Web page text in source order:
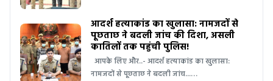
आदर्श हत्याकांड का खुलासा: नामजदों से
पूछताछ ने बदली जांच की दिशा, असली
कातिलों तक पहुंची पुलिस!
आपके लिए और..- आदर्श हत्याकांड का खुलासा:
नामजदों से पूछताछ ने बदली जांच...…